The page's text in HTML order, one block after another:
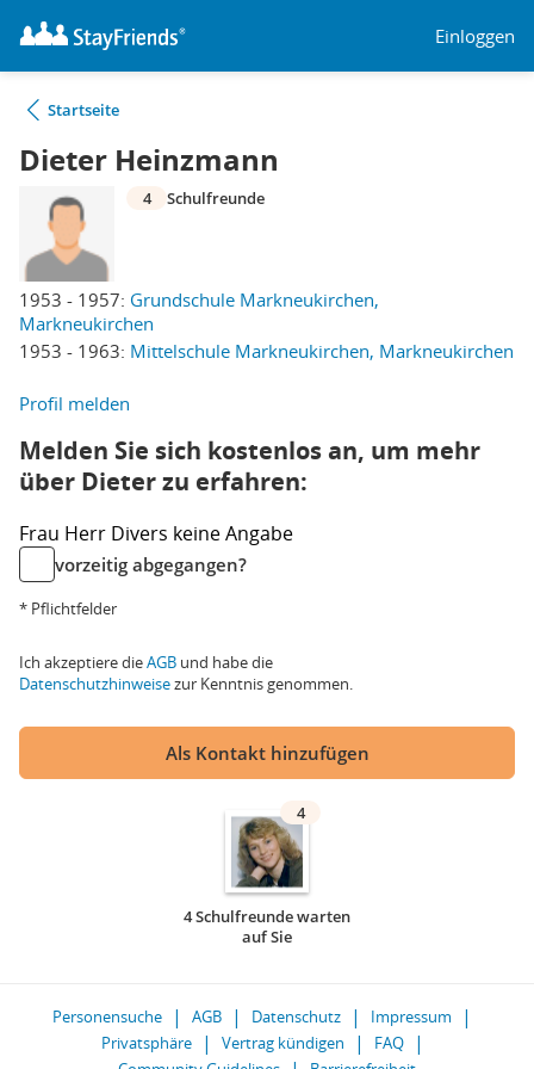
Einloggen
Startseite
Dieter Heinzmann
1953 - 1957: Grundschule Markneukirchen,
Markneukirchen
1953 - 1963: Mittelschule Markneukirchen, Markneukirchen
4 Schulfreunde
Profil melden
Melden Sie sich kostenlos an, um mehr
über Dieter zu erfahren:
Frau Herr Divers keine Angabe
vorzeitig abgegangen?
* Pflichtfelder
Ich akzeptiere dieAGB und habe die
Datenschutzhinweisezur Kenntnis genommen.
Als Kontakt hinzufügen
4
4 Schulfreunde warten
auf Sie
Personensuche AGB Datenschutz
Impressum
Privatsphäre
Vertrag kündigen
FAQ